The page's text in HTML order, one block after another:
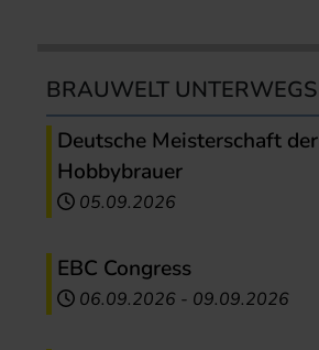
BRAUWELT UNTERWEGS
Deutsche Meisterschaft der
Hobbybrauer
05.09.2026
EBC Congress
06.09.2026 - 09.09.2026